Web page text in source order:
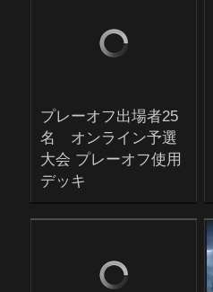
プレーオフ出場者25
名 オンライン予選
大会 プレーオフ使用
デッキ